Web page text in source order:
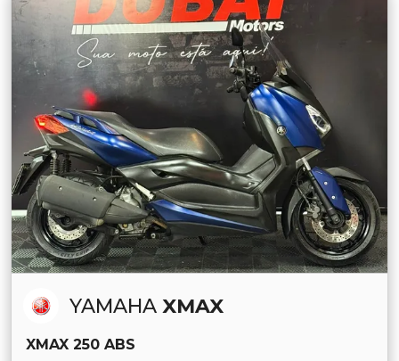
YAMAHA XMAX
XMAX 250 ABS